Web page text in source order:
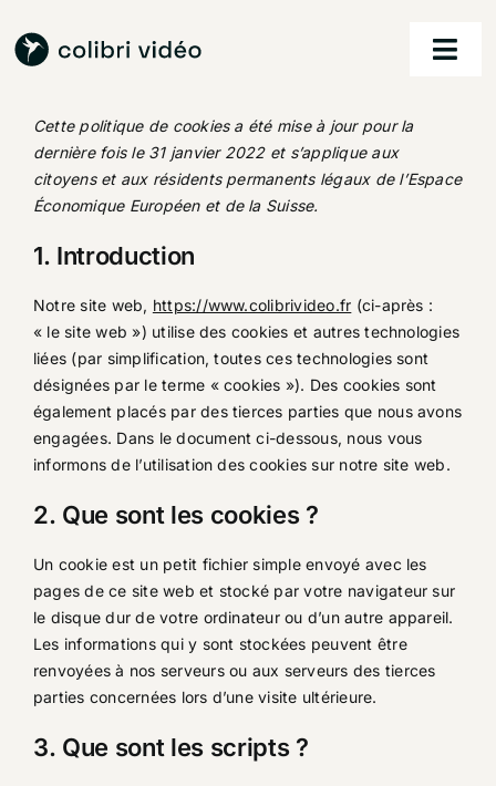
au
contenu
accueil
nos services
nos réalisations
à propos
contact
Cette politique de cookies a été mise à jour pour la
dernière fois le 31 janvier 2022 et s’applique aux
citoyens et aux résidents permanents légaux de l’Espace
Économique Européen et de la Suisse.
1. Introduction
Notre site web, https://www.colibrivideo.fr (ci-après :
« le site web ») utilise des cookies et autres technologies
liées (par simplification, toutes ces technologies sont
désignées par le terme « cookies »). Des cookies sont
également placés par des tierces parties que nous avons
engagées. Dans le document ci-dessous, nous vous
informons de l’utilisation des cookies sur notre site web.
2. Que sont les cookies ?
Un cookie est un petit fichier simple envoyé avec les
pages de ce site web et stocké par votre navigateur sur
le disque dur de votre ordinateur ou d’un autre appareil.
Les informations qui y sont stockées peuvent être
renvoyées à nos serveurs ou aux serveurs des tierces
parties concernées lors d’une visite ultérieure.
3. Que sont les scripts ?